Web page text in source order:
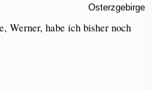
Osterzgebirge
Werner, habe ich bisher noch